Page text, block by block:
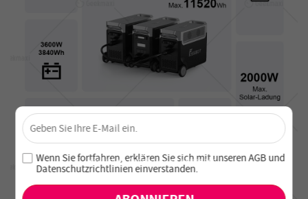
Sichere dir 4 % Rabatt – Jetzt abonnieren!
Melde dich für unseren Newsletter an und verpasse keine
exklusiven Angebote und Neuheiten!
×
Wenn Sie fortfahren, erklären Sie sich mit unserenAGBund
Datenschutzrichtlinien einverstanden.